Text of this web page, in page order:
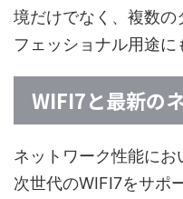
境だけでなく、複数の
フェッショナル用途に
WIFI7と最新の
ネットワーク性能に
次世代のWIFI7をサポ